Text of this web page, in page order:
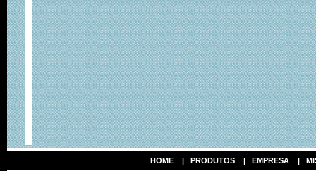
HOME| PRODUTOS| EMPRESA|